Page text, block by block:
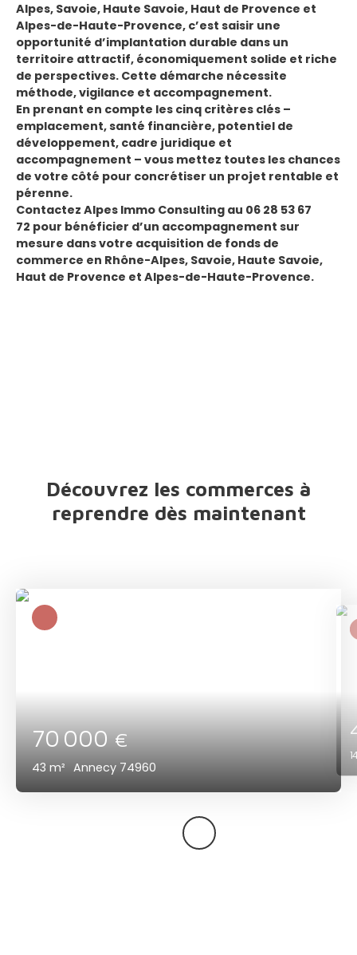
Alpes, Savoie, Haute Savoie, Haut de Provence et
Alpes-de-Haute-Provence, c’est saisir une
opportunité d’implantation durable dans un
territoire attractif, économiquement solide et riche
de perspectives. Cette démarche nécessite
méthode, vigilance et accompagnement.
En prenant en compte les cinq critères clés –
emplacement, santé financière, potentiel de
développement, cadre juridique et
accompagnement – vous mettez toutes les chances
de votre côté pour concrétiser un projet rentable et
pérenne.
Contactez Alpes Immo Consulting au 06 28 53 67
72 pour bénéficier d’un accompagnement sur
mesure dans votre acquisition de fonds de
commerce en Rhône-Alpes, Savoie, Haute Savoie,
Haut de Provence et Alpes-de-Haute-Provence.
Découvrez les commerces à
reprendre dès maintenant
70 000€
43 m² Annecy 74960